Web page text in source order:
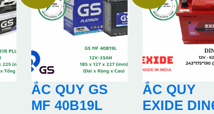
ẮC QUY GS
MF 40B19L
ẮC QUY
EXIDE